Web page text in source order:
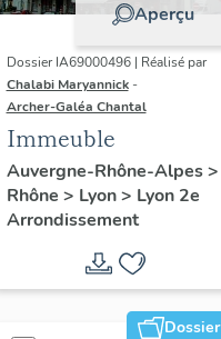
Aperçu
Dossier IA69000496 | Réalisé par
Chalabi Maryannick -
Archer-Galéa Chantal
Immeuble
Auvergne-Rhône-Alpes>
Rhône > Lyon> Lyon 2e
Arrondissement
Dossier